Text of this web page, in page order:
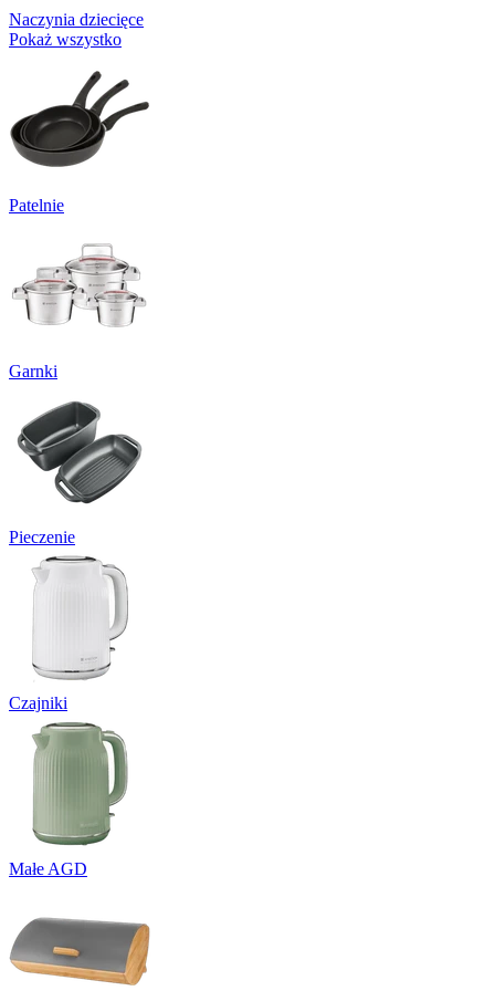
Naczynia dziecięce
Pokaż wszystko
Patelnie
Garnki
Pieczenie
Czajniki
Małe AGD